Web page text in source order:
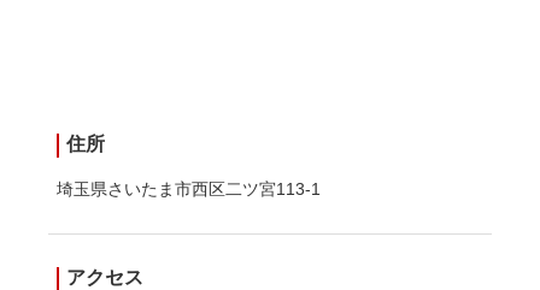
住所
埼玉県さいたま市西区二ツ宮113-1
アクセス